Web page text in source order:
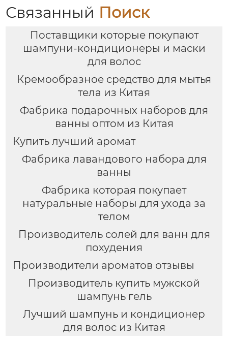
коллекция из 5
предметов
Связанный Поиск
Поставщики которые покупают
шампуни-кондиционеры и маски
для волос
Кремообразное средство для мытья
тела из Китая
Фабрика подарочных наборов для
ванны оптом из Китая
Купить лучший аромат
Фабрика лавандового набора для
ванны
Фабрика которая покупает
натуральные наборы для ухода за
телом
Производитель солей для ванн для
похудения
Производители ароматов отзывы
Производитель купить мужской
шампунь гель
Лучший шампунь и кондиционер
для волос из Китая